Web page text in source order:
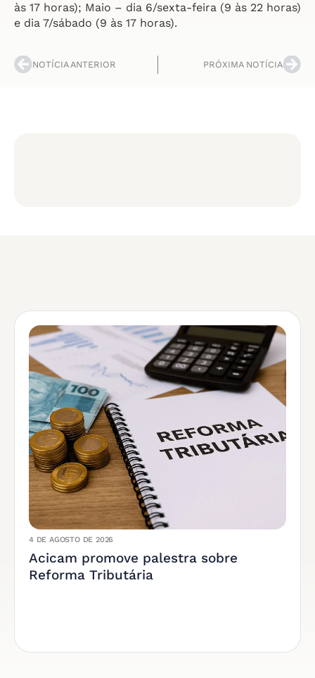
às 17 horas); Maio – dia 6/sexta-feira (9 às 22 horas)
e dia 7/sábado (9 às 17 horas).
NOTÍCIA ANTERIOR PRÓXIMA NOTÍCIA
4 DE AGOSTO DE 2026
Acicam promove palestra sobre
Reforma Tributária